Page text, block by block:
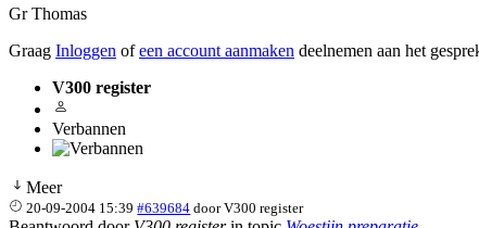
Gr Thomas
Graag Inloggen ofeen account aanmaken deelnemen aan het
V300 register
Verbannen
Meer
20-09-2004 15:39 #639684 doorV300 register